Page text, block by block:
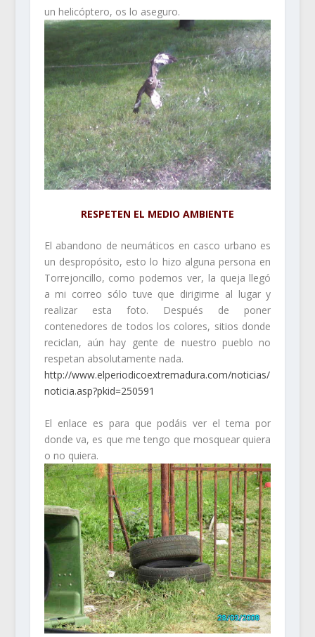
un helicóptero, os lo aseguro.
RESPETEN EL MEDIO AMBIENTE
El abandono de neumáticos en casco urbano es
un despropósito, esto lo hizo alguna persona en
Torrejoncillo, como podemos ver, la queja llegó
a mi correo sólo tuve que dirigirme al lugar y
realizar esta foto. Después de poner
contenedores de todos los colores, sitios donde
reciclan, aún hay gente de nuestro pueblo no
respetan absolutamente nada.
http://www.elperiodicoextremadura.com/noticias/
noticia.asp?pkid=250591
El enlace es para que podáis ver el tema por
donde va, es que me tengo que mosquear quiera
o no quiera.